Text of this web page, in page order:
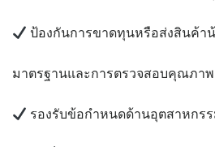
ป้องกันการขาดทุนหรือส่งสินค้า
มาตรฐานและการตรวจสอบคุณภาพ
รองรับข้อกำหนดด้านอุตสาหกรร